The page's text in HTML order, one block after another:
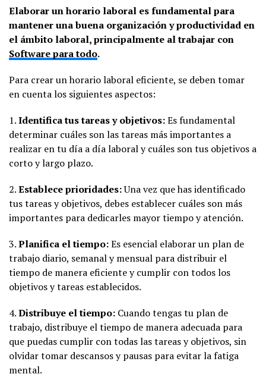
Elaborar un horario laboral es fundamental para
mantener una buena organización y productividad en
el ámbito laboral, principalmente al trabajar con
Software para todo.
Para crear un horario laboral eficiente, se deben tomar
en cuenta los siguientes aspectos:
1.Identifica tus tareas y objetivos:Es fundamental
determinar cuáles son las tareas más importantes a
realizar en tu día a día laboral y cuáles son tus objetivos a
corto y largo plazo.
2.Establece prioridades:Una vez que has identificado
tus tareas y objetivos, debes establecer cuáles son más
importantes para dedicarles mayor tiempo y atención.
3.Planifica el tiempo:Es esencial elaborar un plan de
trabajo diario, semanal y mensual para distribuir el
tiempo de manera eficiente y cumplir con todos los
objetivos y tareas establecidos.
4.Distribuye el tiempo: Cuando tengas tu plan de
trabajo, distribuye el tiempo de manera adecuada para
que puedas cumplir con todas las tareas y objetivos, sin
olvidar tomar descansos y pausas para evitar la fatiga
mental.